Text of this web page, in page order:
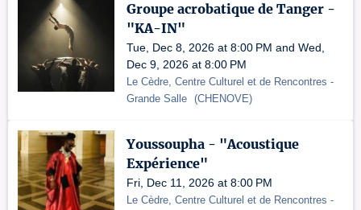
Groupe acrobatique de Tanger -
"KA-IN"
Tue, Dec 8, 2026 at 8:00 PM and Wed,
Dec 9, 2026 at 8:00 PM
Le Cèdre, Centre Culturel et de Rencontres -
Grande Salle (CHENOVE)
Youssoupha - "Acoustique
Expérience"
Fri, Dec 11, 2026 at 8:00 PM
Le Cèdre, Centre Culturel et de Rencontres -